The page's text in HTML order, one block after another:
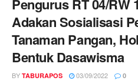
Pengurus RT 04/RW
Adakan Sosialisasi
Tanaman Pangan,
Bentuk Dasawisma
BY TABURAPOS 03/09/2022 0